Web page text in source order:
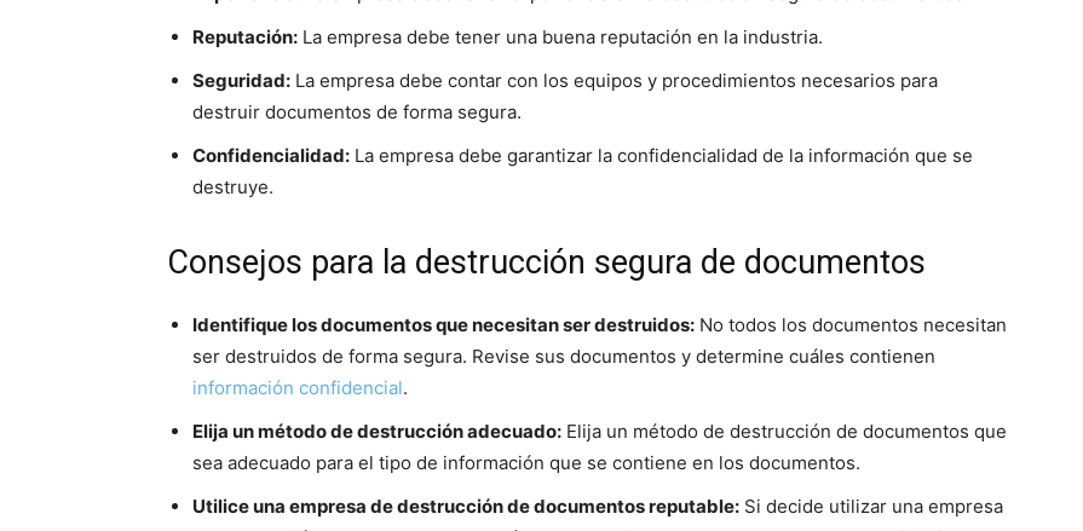
Reputación: La empresa debe tener una buena reputación en la industria.
Seguridad: La empresa debe contar con los equipos y procedimientos necesarios para
destruir documentos de forma segura.
Confidencialidad: La empresa debe garantizar la confidencialidad de la información que se
destruye.
Consejos para la destrucción segura de documentos
Identifique los documentos que necesitan ser destruidos: No todos los documentos necesitan
ser destruidos de forma segura. Revise sus documentos y determine cuáles contienen
información confidencial.
Elija un método de destrucción adecuado: Elija un método de destrucción de documentos que
sea adecuado para el tipo de información que se contiene en los documentos.
Utilice una empresa de destrucción de documentos reputable: Si decide utilizar una empresa